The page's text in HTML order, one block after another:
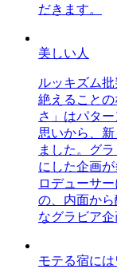
だきます。
美しい人
ルッキズム
絶えること
さ」はパタ
思いから、
ました。グ
にした企画
ロデューサ
の、内面か
なグラビア企
モテる宿に